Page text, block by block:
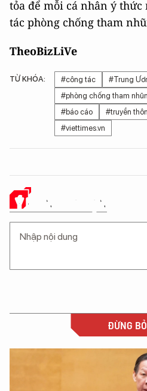
tỏa để mỗi cá nhân ý
tác phòng chống tham
TheoBizLiVe
TỪ KHÓA: #công tác #Trung
#phòng chống tham
#báo cáo
#truyền
#viettimes.vn
Ý KIẾN CỦA BẠN
ĐỪNG